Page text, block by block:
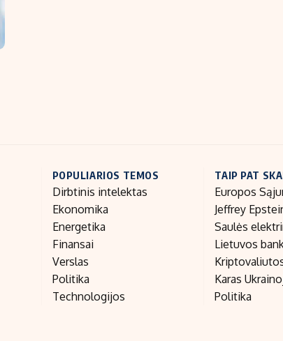
POPULIARIOS TEMOS
Dirbtinis intelektas
Ekonomika
Energetika
Finansai
Verslas
Politika
Technologijos
TAIP PAT
Europos
Jeffrey
Saulės
Lietuvos
Karas
Politika